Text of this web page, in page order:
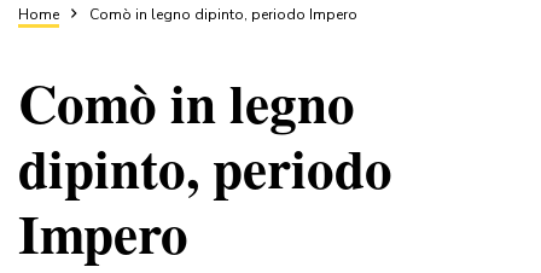
Briciole
di
pane
Home Comò in legno dipinto, periodo Impero
Comò in legno
dipinto, periodo
Impero